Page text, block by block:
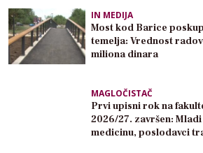
IN MEDIJA
Most kod Barice
temelja: Vrednost
miliona dinara
MAGLOČISTAČ
Prvi upisni rok na
2026/27. završen:
medicinu, poslodavci